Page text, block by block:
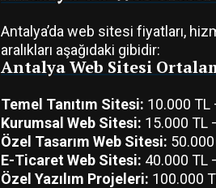
Antalya’da web sitesi fiyatları,
aralıkları aşağıdaki gibidir:
Antalya Web Sitesi
Temel Tanıtım Sitesi: 10.000 TL
Kurumsal Web Sitesi: 15.000 TL
Özel Tasarım Web Sitesi:
E-Ticaret Web Sitesi: 40.000 TL
Özel Yazılım Projeleri: 100.000